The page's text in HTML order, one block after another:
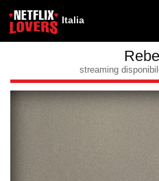
Italia
streaming